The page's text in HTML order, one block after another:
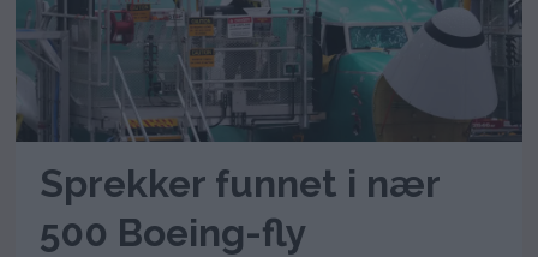
Sprekker funnet i nær
500 Boeing-fly